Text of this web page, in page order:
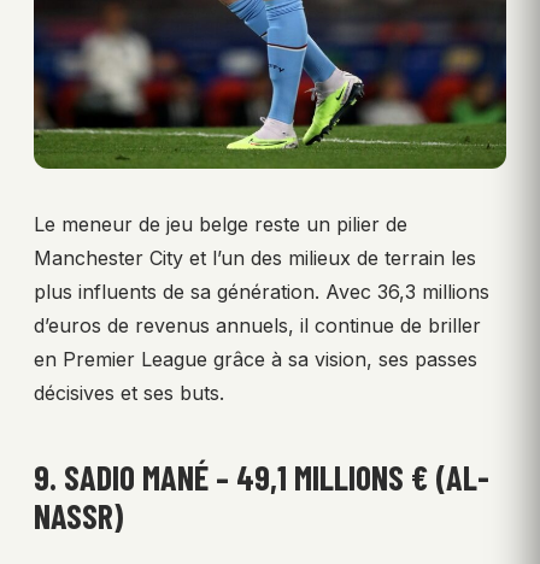
Le meneur de jeu belge reste un pilier de
Manchester City et l’un des milieux de terrain les
plus influents de sa génération. Avec 36,3 millions
d’euros de revenus annuels, il continue de briller
en Premier League grâce à sa vision, ses passes
décisives et ses buts.
9. SADIO MANÉ – 49,1 MILLIONS € (AL-
NASSR)